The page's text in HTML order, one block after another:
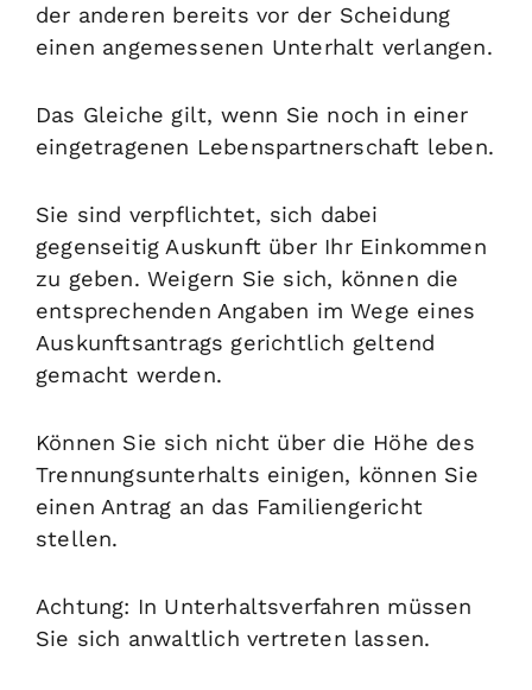
der anderen bereits vor der Scheidung
einen angemessenen Unterhalt verlangen.
Das Gleiche gilt, wenn Sie noch in einer
eingetragenen Lebenspartnerschaft leben.
Sie sind verpflichtet, sich dabei
gegenseitig Auskunft über Ihr Einkommen
zu geben. Weigern Sie sich, können die
entsprechenden Angaben im Wege eines
Auskunftsantrags gerichtlich geltend
gemacht werden.
Können Sie sich nicht über die Höhe des
Trennungsunterhalts einigen, können Sie
einen Antrag an das Familiengericht
stellen.
Achtung: In Unterhaltsverfahren müssen
Sie sich anwaltlich vertreten lassen.